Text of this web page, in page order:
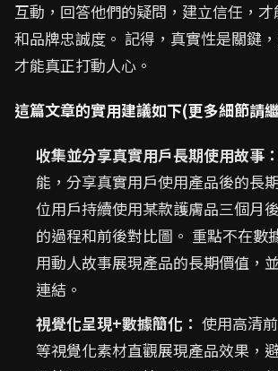
互動，回答他們的疑問，建立信任，
和品牌忠誠度。 記得，真實性是關鍵
才能真正打動人心。
這篇文章的實用建議如下(更多細節請
收集並分享真實用戶長期使用故事：
能，分享真實用戶使用產品後的長
位用戶持續使用某款護膚品三個月
的過程和前後對比圖。 重點不在數
用動人故事展現產品的長期價值，
連結。
視覺化呈現+數據簡化： 使用高清
等視覺化素材直觀展現產品效果，